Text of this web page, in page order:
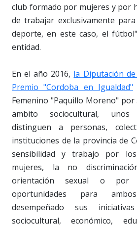
club formado por mujeres y por
de trabajar exclusivamente
deporte, en este caso, el
entidad.
En el año 2016, la Diputación
Premio "Cordoba en Igualdad"
Femenino "Paquillo Moreno"
ambito sociocultural, unos
distinguen a personas,
instituciones de la provincia de
sensibilidad y trabajo por
mujeres, la no
orientación sexual o
oportunidades para
desempeñado sus
sociocultural, económico,